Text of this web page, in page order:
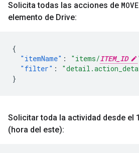
Solicita todas las acciones de MOVE
elemento de Drive:
{
"itemName" : "items/ITEM_ID
"filter" :
}
Solicitar toda la actividad desde el
(hora del este):